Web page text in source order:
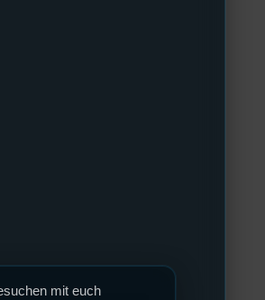
mit euch